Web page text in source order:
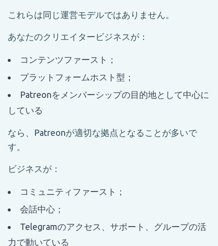
これらは同じ運営モデルではありません。
あなたのクリエイタービジネスが：
コンテンツファースト；
プラットフォームホスト型；
Patreonをメンバーシップの目的地として中心に
している
なら、Patreonが適切な拠点となることが多いで
す。
ビジネスが：
コミュニティファースト；
会話中心；
Telegramのアクセス、サポート、グループの活
力で動いている